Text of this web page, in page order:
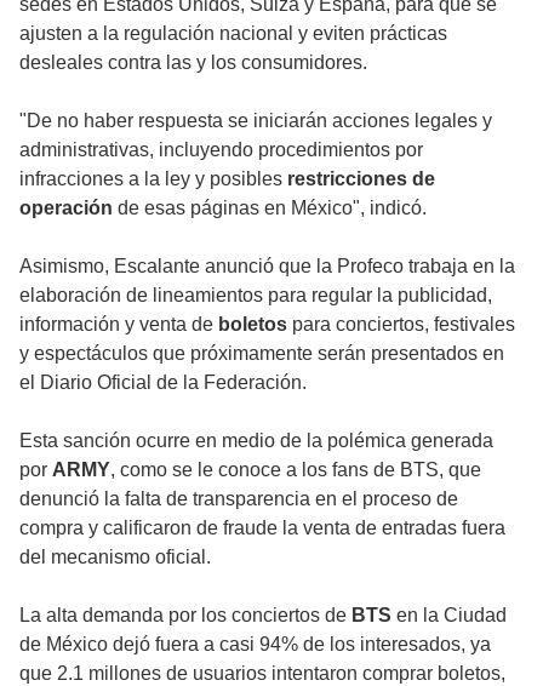
sedes en Estados Unidos, Suiza y España, para que se
ajusten a la regulación nacional y eviten prácticas
desleales contra las y los consumidores.
"De no haber respuesta se iniciarán acciones legales y
administrativas, incluyendo procedimientos por
infracciones a la ley y posibles restricciones de
operación de esas páginas en México", indicó.
Asimismo, Escalante anunció que la Profeco trabaja en la
elaboración de lineamientos para regular la publicidad,
información y venta de boletos para conciertos, festivales
y espectáculos que próximamente serán presentados en
el Diario Oficial de la Federación.
Esta sanción ocurre en medio de la polémica generada
por ARMY, como se le conoce a los fans de BTS, que
denunció la falta de transparencia en el proceso de
compra y calificaron de fraude la venta de entradas fuera
del mecanismo oficial.
La alta demanda por los conciertos de BTS en la Ciudad
de México dejó fuera a casi 94% de los interesados, ya
que 2.1 millones de usuarios intentaron comprar boletos,